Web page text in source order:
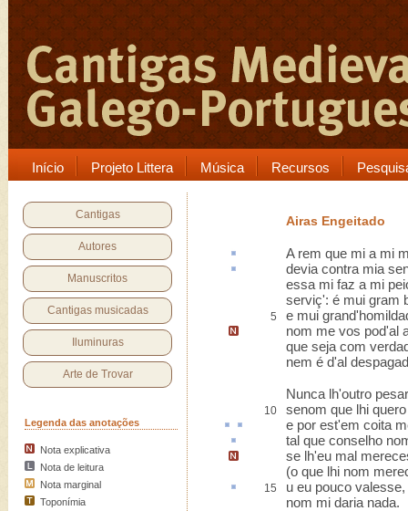
Início Projeto Littera Música Recursos
Cantigas
Autores
Manuscritos
Cantigas musicadas
Iluminuras
Arte de Trovar
Legenda das anotações
Nota explicativa
Nota de leitura
Nota marginal
Toponímia
Airas Engeitado
A rem que mi a mi
devia contra mia
essa mi faz a mi
serviç': é mui gram
5
e mui
nom me vos pod'al
que seja com
nem é d'al
Nunca lh'outro
10
senom que lhi
e por est'em coita
tal que conselho
se lh'eu mal
(o que lhi nom
15
u eu pouco valesse,
nom mi daria nada.